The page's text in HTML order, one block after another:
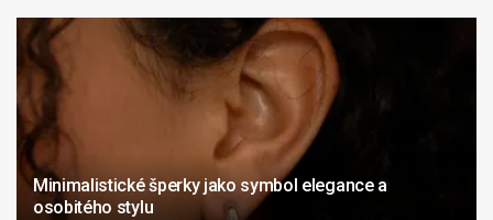
Minimalistické šperky jako symbol elegance a
osobitého stylu